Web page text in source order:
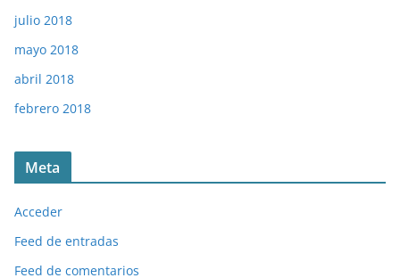
julio 2018
mayo 2018
abril 2018
febrero 2018
Meta
Acceder
Feed de entradas
Feed de comentarios